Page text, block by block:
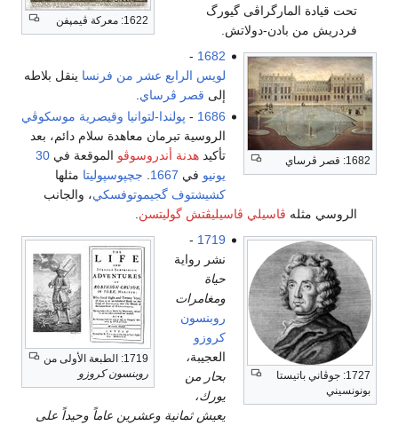
1622: معركة ڤيمپفن
تحت قيادة المارگراڤى گيورگ
فردريش من بادن-دولاتش.
1682: قصر ڤرساي
1682
-
لويس الرابع عشر من فرنسا ينقل بلاطه
إلى قصر ڤرساي.
1686
- پولندا-لتوانيا وقيصرية موسكوڤي
الروسية تبرمان معاهدة سلام دائم، بعد
تأكيد هدنة أندروسوڤو الموقعة في 30
يونيو في 1667 جچپوسپوليتا مثلها
كشيشتوف گجيموتوفسكي، والجانب
الروسي مثله ڤاسيلي ڤاسيليڤتش گوليتسن
1719: الطبعة الأولى من
روبنسون كروزو
1727: جوڤاني باتيستا
بونونسيني
1719
-
نشر رواية
حياة
ومغامرات
روبنسون
كروزو
العجيبة،
بحار من
يورك،
يعيش ثمانية وعشرين عاماً وحيداً على